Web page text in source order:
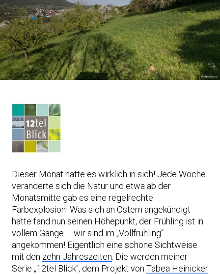
Dieser Monat hatte es wirklich in sich! Jede Woche
veränderte sich die Natur und etwa ab der
Monatsmitte gab es eine regelrechte
Farbexplosion! Was sich an Ostern angekündigt
hatte fand nun seinen Höhepunkt, der Frühling ist in
vollem Gange – wir sind im „Vollfrühling“
angekommen! Eigentlich eine schöne Sichtweise
mit den zehn Jahreszeiten . Die werden meiner
Serie „12tel Blick“, dem Projekt von Tabea Heinicker